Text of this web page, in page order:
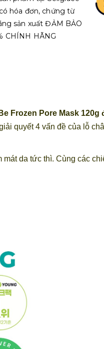
hóa đơn, chứng từ
sản xuất ĐẢM BẢO
CHÍNH HÃNG
Frozen Pore Mask
quyết 4 vấn đề của lỗ
da tức thì. Cùng các